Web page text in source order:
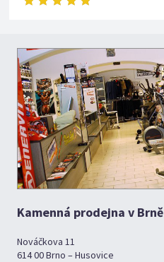
Kamenná prodejna v Brně
Nováčkova 11
614 00 Brno – Husovice